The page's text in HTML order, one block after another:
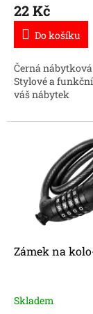
22 Kč
Do košíku
Černá
Stylové a
váš nábytek
Zámek na
Skladem